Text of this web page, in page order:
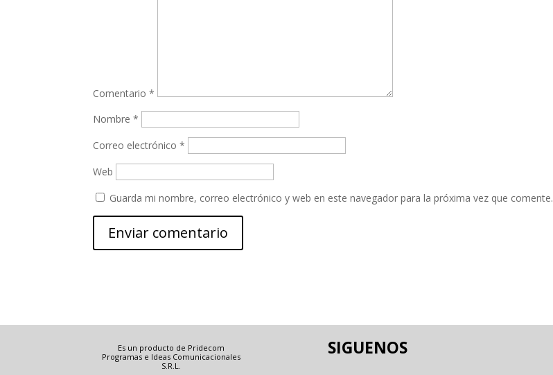
Comentario*
Nombre*
Correo electrónico*
Web
Guarda mi nombre, correo electrónico y web en este navegador para la próxima vez que comente.
Es un producto de Pridecom
Programas e Ideas Comunicacionales
S.R.L.
SIGUENOS